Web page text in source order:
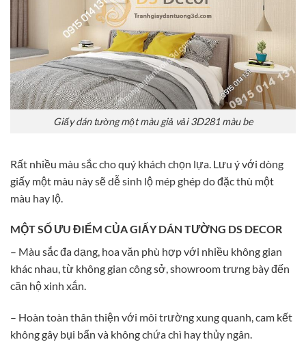
Giấy dán tường một màu giả vải 3D281 màu be
Rất nhiều màu sắc cho quý khách chọn lựa. Lưu ý với dòng
giấy một màu này sẽ dễ sinh lộ mép ghép do đặc thù một
màu hay lộ.
MỘT SỐ ƯU ĐIỂM CỦA GIẤY DÁN TƯỜNG DS DECOR
– Màu sắc đa dạng, hoa văn phù hợp với nhiều không gian
khác nhau, từ không gian công sở, showroom trưng bày đến
căn hộ xinh xắn.
– Hoàn toàn thân thiện với môi trường xung quanh, cam kết
không gây bụi bẩn và không chứa chì hay thủy ngân.